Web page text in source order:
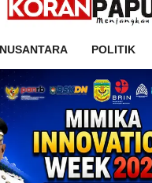
NUSANTARA POLITIK